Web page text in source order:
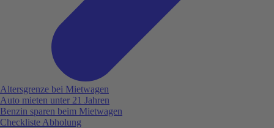
Altersgrenze bei Mietwagen
Auto mieten unter 21 Jahren
Benzin sparen beim Mietwagen
Checkliste Abholung